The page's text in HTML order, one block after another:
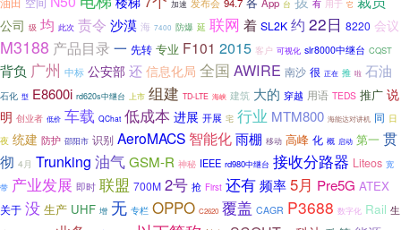
加速 台 有 用于 它
公司 级 均 此次 责令 沙漠 海 7400 防爆 延 联网 着 SL2K 约 22日 8220 会议
M3188 产品目录 一 先转 专业 F101 2015 客户 可视化 slr8000中继台 CQST
背负 广州 中标 公安部 还 信息化局 全国 AWIRE 南沙 很 正在 推 啦 石油
石化 型 E8600i rd620s中继台 上市 组建 TD-LTE 海峡 建筑 大的 穿越 用语 TEDS 推广 说
明 创业者 低价 车载 QChat 低成本 进展 开展 宅 行业 MTM800 海能达对讲机 同 日
夜 统建 防护 邵阳市 识别 AeroMACS 智能化雨棚 移动 高峰 化 概 启动 第一 贯
彻 4月 Trunking 油气GSM-R 神秘 IEEE rd980中继台 接收分路器 Liteos 宽
带 产业发展 即时 联盟 700M 2号 抢 First 还有频率5月 Pre5G ATEX
关于 没 生产 UHF 增 无 专栏 OPPO C2620 覆盖 CAGR P3688 数字化 Rail 生